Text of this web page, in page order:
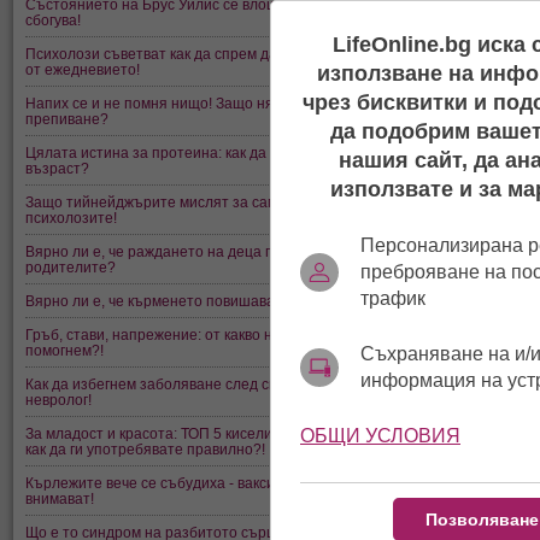
Състоянието на Брус Уилис се влошава: Деми Мур се готви да се
сбогува!
Психолози съветват как да спрем да губим ключове и други предмети
от ежедневието!
Напих се и не помня нищо! Защо някои хора губят паметта си след
препиване?
Цялата истина за протеина: как да се храним правилно на всяка
възраст?
Защо тийнейджърите мислят за самоубийство? Отговарят
психолозите!
Вярно ли е, че раждането на деца променя характера на
родителите?
Вярно ли е, че кърменето повишава интелигентността на детето?
Гръб, стави, напрежение: от какво най-често се оплакваме и как да си
помогнем?!
Как да избегнем заболяване след смяната на часа: 5 съвета от
невролог!
За младост и красота: ТОП 5 киселини, използвани в козметологията и
как да ги употребявате правилно?!
Кърлежите вече се събудиха - ваксинираните също трябва да
внимават!
Що е то синдром на разбитото сърце и защо можете да умрете от
LifeOnline.bg иска
използване на
чрез бисквитки и
да подобрим
нашия сайт, да
използвате и за
Персонализирана
преброяване на
трафик
Съхраняване на и/
информация на
ОБЩИ УСЛОВИЯ